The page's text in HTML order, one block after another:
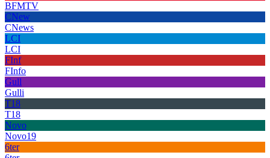
BFMTV
CNew
CNews
LCI
LCI
FInf
FInfo
Gull
Gulli
T18
T18
Novo
Novo19
6ter